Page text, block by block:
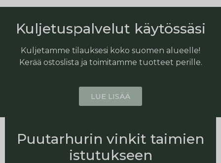
Kuljetuspalvelut käytössäsi
Kuljetamme tilauksesi koko suomen alueelle!
Kerää ostoslista ja toimitamme tuotteet perille.
LUE LISÄÄ
Puutarhurin vinkit taimien
istutukseen